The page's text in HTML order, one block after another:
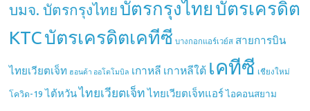
บมจ. บัตรกรุงไทย บัตรกรุงไทย บัตรเครดิต
KTCบัตรเครดิตเคทีซี บางกอกแอร์เวย์ส สายการบิน
ไทยเวียตเจ็ท ฮอนด้า ออโตโมบิล เกาหลี เกาหลีใต้ เคทีซี เชียงใหม่
โควิด-19 ไต้หวัน ไทยเวียตเจ็ท ไทยเวียตเจ็ทแอร์ ไอคอนสยาม